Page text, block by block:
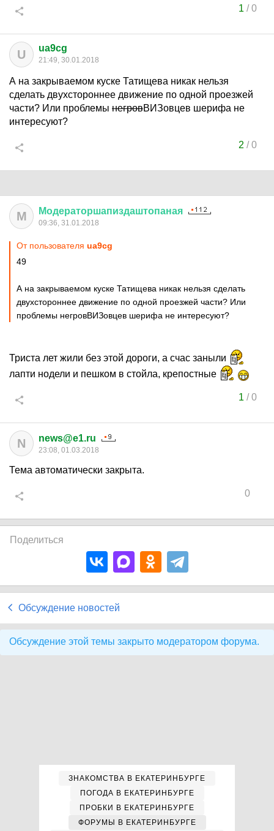
1 /0
U ua9cg
21:49, 30.01.2018
А на закрываемом куске Татищева никак нельзя
сделать двухстороннее движение по одной проезжей
части? Или проблемы негровВИЗовцев шерифа не
интересуют?
2 /0
М Модераторшапиздаштопаная
09:36, 31.01.2018
От пользователя ua9cg
49
А на закрываемом куске Татищева никак нельзя сделать
двухстороннее движение по одной проезжей части? Или
проблемы негровВИЗовцев шерифа не интересуют?
Триста лет жили без этой дороги, а счас заныли
лапти нодели и пешком в стойла, крепостные
1 /0
N news@e1.ru
23:08, 01.03.2018
Тема автоматически закрыта.
0
Поделиться
Обсуждение новостей
Обсуждение этой темы закрыто модератором форума.
ЗНАКОМСТВА В ЕКАТЕРИНБУРГЕ
ПОГОДА В ЕКАТЕРИНБУРГЕ
ПРОБКИ В ЕКАТЕРИНБУРГЕ
ФОРУМЫ В ЕКАТЕРИНБУРГЕ